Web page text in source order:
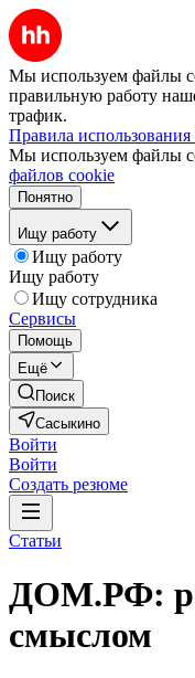
Мы используем файлы
правильную работу
трафик.
Правила
Мы используем файлы
файлов cookie
Понятно
Ищу работу
Ищу работу
Ищу работу
Ищу сотрудника
Сервисы
Помощь
Ещё
Поиск
Сасыкино
Войти
Войти
Создать резюме
Статьи
ДОМ.РФ:
смыслом